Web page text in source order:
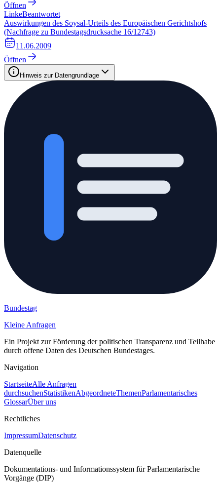
Öffnen
LinkeBeantwortet
Auswirkungen des Soysal-Urteils des Europäischen Gerichtshofs
(Nachfrage zu Bundestagsdrucksache 16/12743)
11.06.2009
Öffnen
Hinweis zur Datengrundlage
Bundestag
Kleine Anfragen
Ein Projekt zur Förderung der politischen Transparenz und Teilhabe
durch offene Daten des Deutschen Bundestages.
Navigation
StartseiteAlle Anfragen
durchsuchenStatistikenAbgeordneteThemenParlamentarisches
GlossarÜber uns
Rechtliches
ImpressumDatenschutz
Datenquelle
Dokumentations- und Informationssystem für Parlamentarische
Vorgänge (DIP)